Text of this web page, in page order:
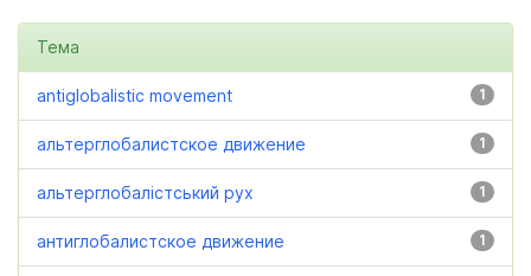
Тема
1
antiglobalistic movement
1
альтерглобалистское движение
1
альтерглобалістський рух
1
антиглобалистское движение